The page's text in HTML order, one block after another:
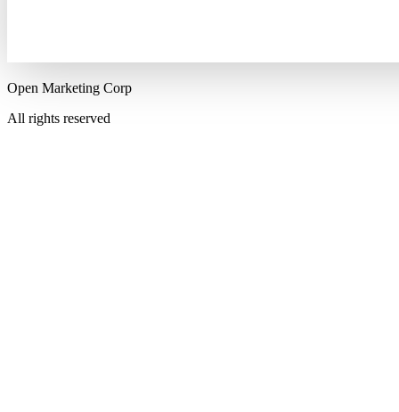
Open Marketing Corp
All rights reserved